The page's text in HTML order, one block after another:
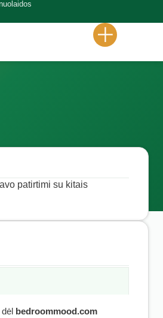
patirtimi su kitais
bedroommood.com